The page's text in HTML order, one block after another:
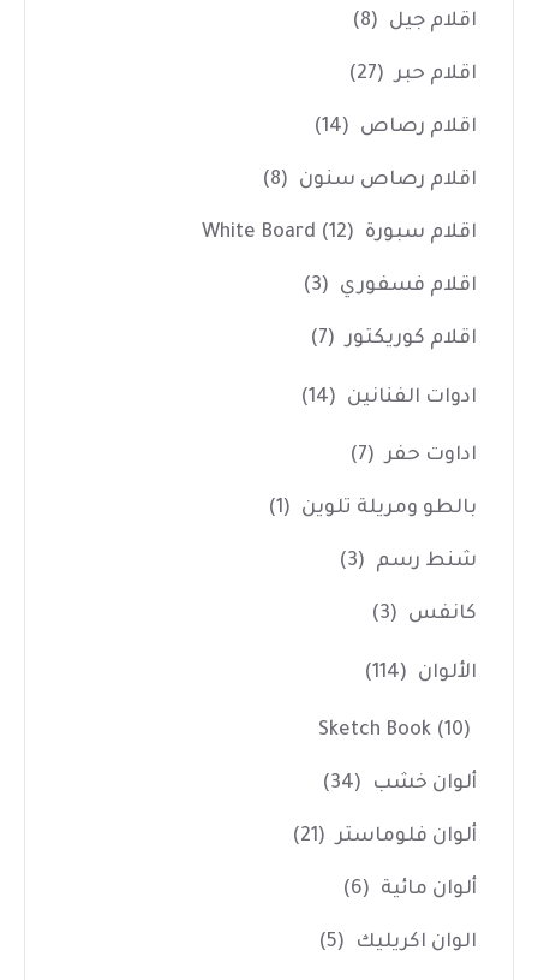
اقلام جيل (8)
اقلام حبر (27)
اقلام رصاص (14)
اقلام رصاص سنون (8)
اقلام سبورة White Board (12)
اقلام فسفوري (3)
اقلام كوريكتور (7)
ادوات الفنانين (14)
اداوت حفر (7)
بالطو ومريلة تلوين (1)
شنط رسم (3)
كانفس (3)
الألوان (114)
Sketch Book (10)
ألوان خشب (34)
ألوان فلوماستر (21)
ألوان مائية (6)
الوان اكريليك (5)